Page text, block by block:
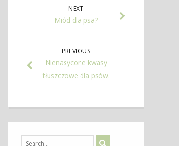
NEXT
Miód dla psa?
PREVIOUS
Nienasycone kwasy
tłuszczowe dla psów.